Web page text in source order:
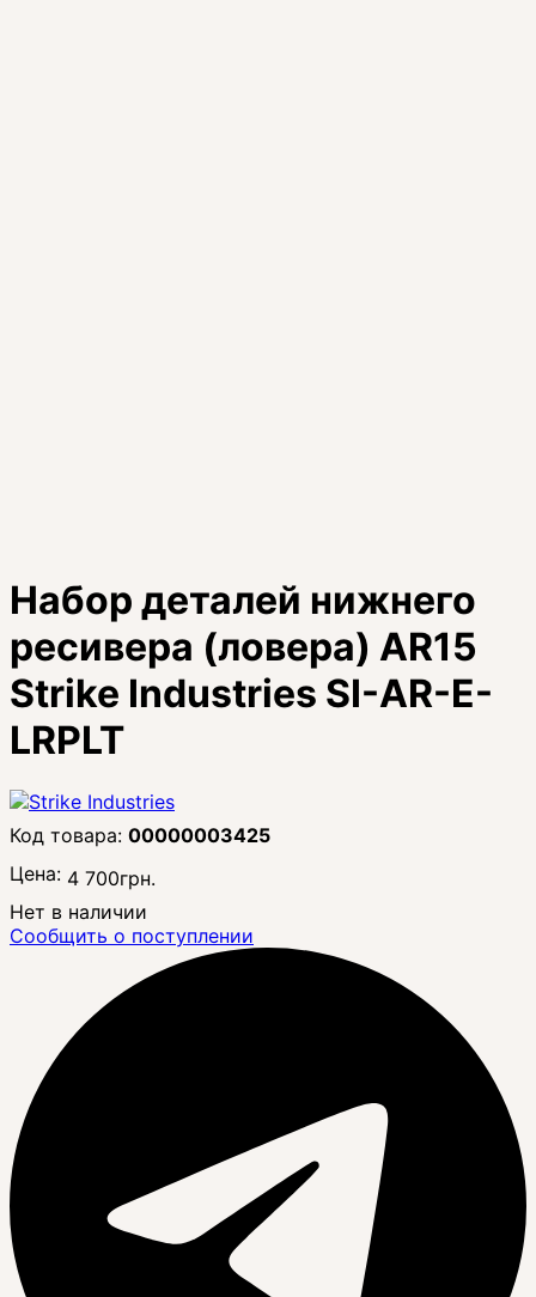
Набор деталей нижнего
ресивера (ловера) AR15
Strike Industries SI-AR-E-
LRPLT
00000003425
Цена: 4 700грн.
Нет в наличии
Сообщить о поступлении